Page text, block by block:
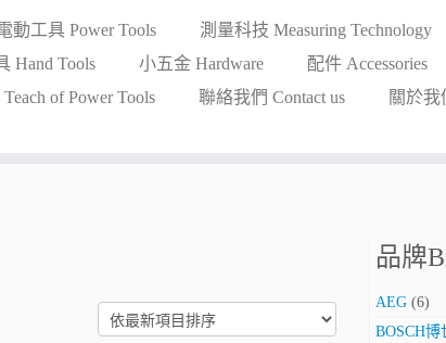
動工具 Power Tools 測量科技 Measuring Technology
Hand Tools 小五金 Hardware 配件 Accessories
of Power Tools 聯絡我們 Contact us 關於我
品牌
AEG (6)
BOSCH博